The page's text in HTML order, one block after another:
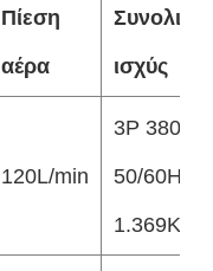
Πίεση
αέρα
Συνολική
ισχύς
120L/min
3P 380V
50/60HZ
1.369KW